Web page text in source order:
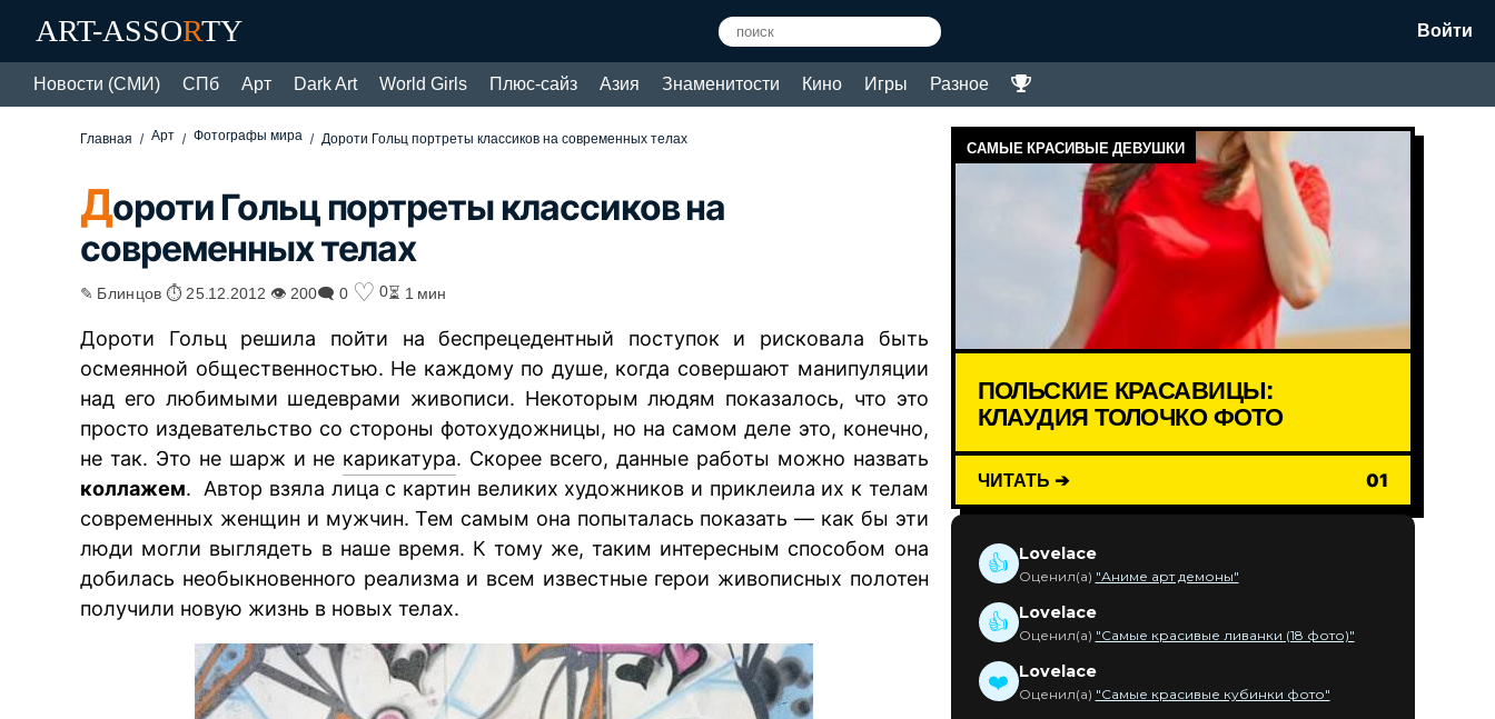
ART-ASSORTY Войти
Новости (СМИ) СПб Арт Dark Art World Girls Плюс-сайз Азия Знаменитости Кино Игры Разное
Главная Арт Фотографы мира Дороти Гольц портреты классиков на современных телах
Дороти Гольц портреты классиков на
современных телах
✎ Блинцов ⏱ 25.12.2012 👁 200🗨 0 ♡ 0⏳ 1 мин
Дороти Гольц решила пойти на беспрецедентный поступок и рисковала быть
осмеянной общественностью. Не каждому по душе, когда совершают манипуляции
над его любимыми шедеврами живописи. Некоторым людям показалось, что это
просто издевательство со стороны фотохудожницы, но на самом деле это, конечно,
не так. Это не шарж и не карикатура. Скорее всего, данные работы можно назвать
коллажем. Автор взяла лица с картин великих художников и приклеила их к телам
современных женщин и мужчин. Тем самым она попыталась показать — как бы эти
люди могли выглядеть в наше время. К тому же, таким интересным способом она
добилась необыкновенного реализма и всем известные герои живописных полотен
получили новую жизнь в новых телах.
САМЫЕ КРАСИВЫЕ ДЕВУШКИ
ПОЛЬСКИЕ КРАСАВИЦЫ:
КЛАУДИЯ ТОЛОЧКО ФОТО
ЧИТАТЬ ➔ 01
👍 Lovelace
Оценил(а) "Аниме арт демоны"
👍 Lovelace
Оценил(а) "Самые красивые ливанки (18 фото)"
❤️ Lovelace
Оценил(а) "Самые красивые кубинки фото"